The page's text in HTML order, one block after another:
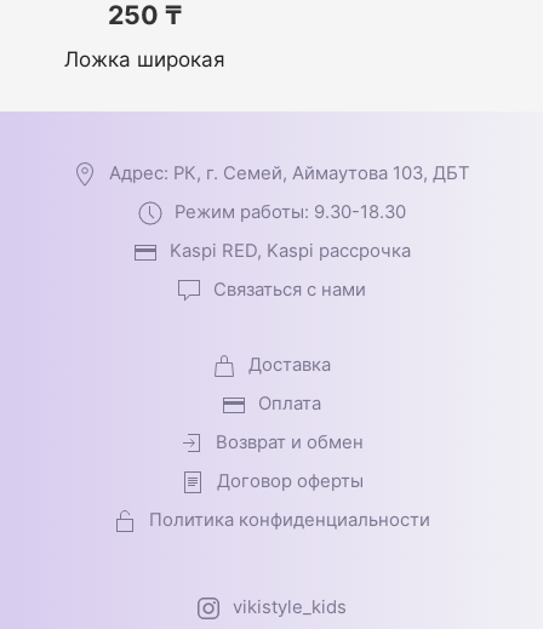
250 ₸
Ложка широкая
Адрес: РК, г. Семей, Аймаутова 103, ДБТ
Режим работы: 9.30-18.30
Kaspi RED, Kaspi рассрочка
Связаться с нами
Доставка
Оплата
Возврат и обмен
Договор оферты
Политика конфиденциальности
vikistyle_kids